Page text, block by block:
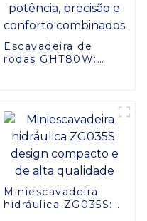
Escavadeira de
rodas GHT80W:
Miniescavadeira
hidráulica ZG035S: